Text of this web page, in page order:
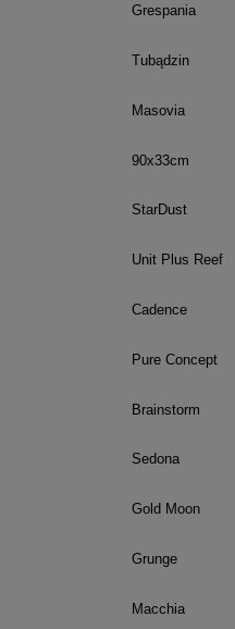
Grespania
Tubądzin
Masovia
90x33cm
StarDust
Unit Plus Reef
Cadence
Pure Concept
Brainstorm
Sedona
Gold Moon
Grunge
Macchia